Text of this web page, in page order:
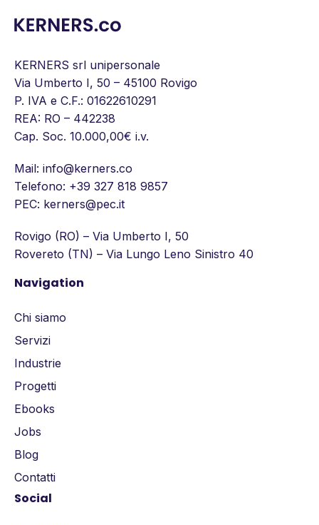
KERNERS srl unipersonale
Via Umberto I, 50 – 45100 Rovigo
P. IVA e C.F.: 01622610291
REA: RO – 442238
Cap. Soc. 10.000,00€ i.v.
Mail: info@kerners.co
Telefono: +39 327 818 9857
PEC: kerners@pec.it
Rovigo (RO) – Via Umberto I, 50
Rovereto (TN) – Via Lungo Leno Sinistro 40
Navigation
Chi siamo
Servizi
Industrie
Progetti
Ebooks
Jobs
Blog
Contatti
Social